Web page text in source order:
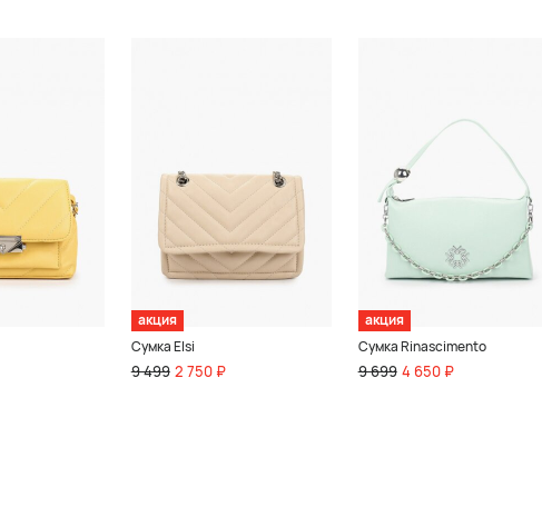
акция
Сумка Elsi
9 499 2 750 ₽
акция
Сумка Rinascimento
9 699 4 650 ₽